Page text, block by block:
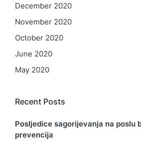
December 2020
November 2020
October 2020
June 2020
May 2020
Recent Posts
Posljedice sagorijevanja na poslu
prevencija